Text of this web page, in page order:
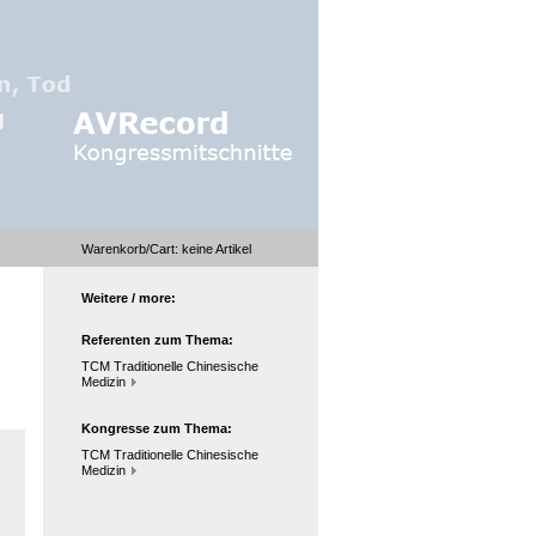
Warenkorb/Cart: keineArtikel
Weitere / more:
Referenten zum Thema:
TCM Traditionelle Chinesische
Medizin
Kongresse zum Thema:
TCM Traditionelle Chinesische
Medizin